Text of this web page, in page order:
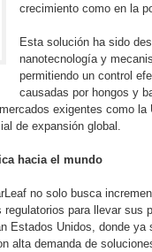
crecimiento como en la
Esta solución ha sido
nanotecnología y
permitiendo un control
causadas por hongos y
exigentes como la
de expansión global.
hacia el mundo
no solo busca
para llevar sus
Estados Unidos, donde
alta demanda de